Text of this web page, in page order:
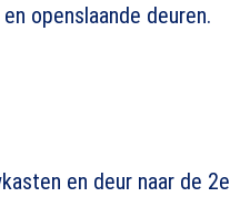
openslaande deuren.
en deur naar de 2e